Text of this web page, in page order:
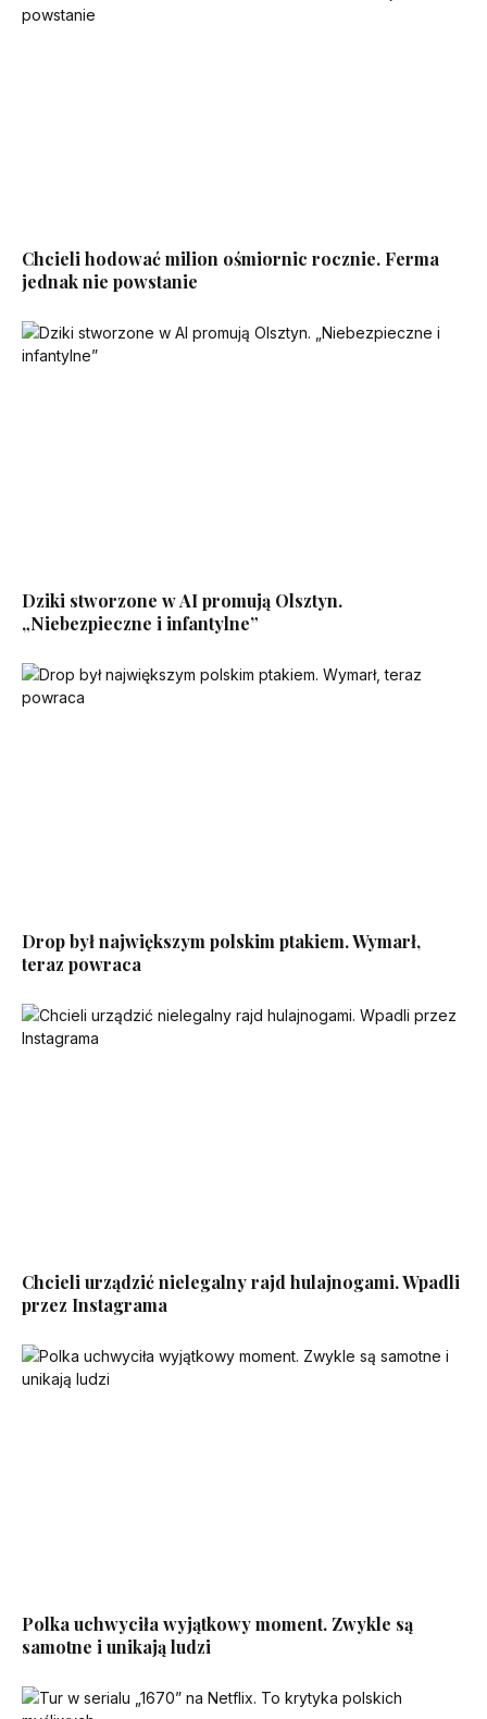
Chcieli hodować milion ośmiornic rocznie. Ferma
jednak nie powstanie
Dziki stworzone w AI promują Olsztyn.
„Niebezpieczne i infantylne”
Drop był największym polskim ptakiem. Wymarł,
teraz powraca
Chcieli urządzić nielegalny rajd hulajnogami. Wpadli
przez Instagrama
Polka uchwyciła wyjątkowy moment. Zwykle są
samotne i unikają ludzi